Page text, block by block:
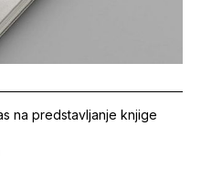
na predstavljanje knjige